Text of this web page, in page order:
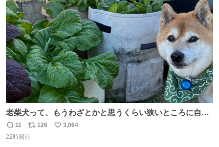
ト
数
数
老柴犬って、もうわざとかと思うくらい狭いところに自ら
はまりにいくじゃないですか？ 今朝ガーデニングしてる飼
い主の間にはまってきて、最高に可愛かった♥️
返
信
11
リ
ポ
126
い
3,064
22時間前